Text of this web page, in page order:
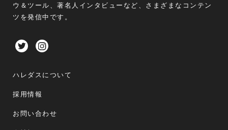
ウ＆ツール、著名人インタビューなど、さまざまなコンテン
ツを発信中です。
ハレダスについて
採用情報
お問い合わせ